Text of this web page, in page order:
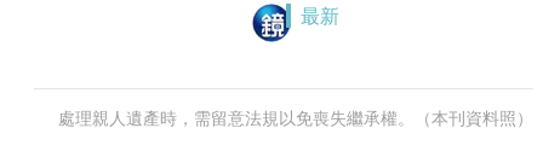
最新
處理親人遺產時，需留意法規以免喪失繼承權。（本刊資料照）